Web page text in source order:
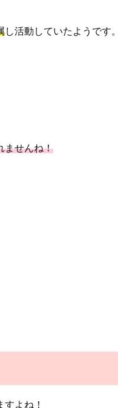
し活動していたようです。
ませんね！
よね！